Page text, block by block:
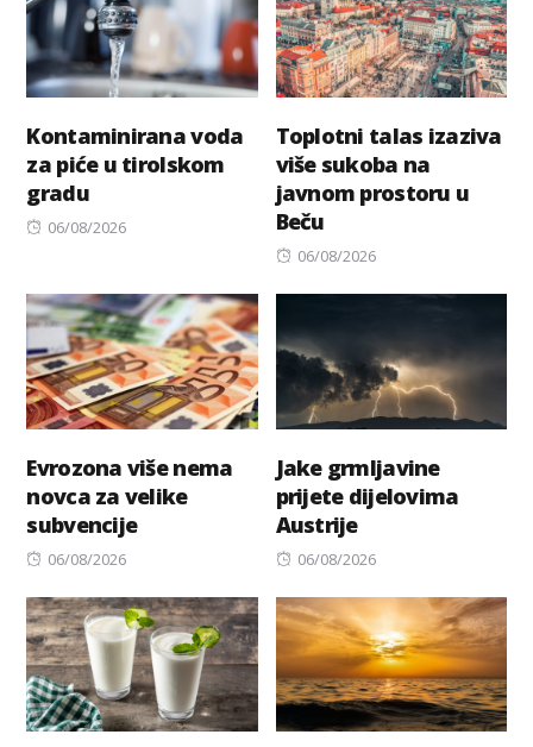
Kontaminirana voda
za piće u tirolskom
gradu
Posted
06/08/2026
Toplotni talas izaziva
više sukoba na
javnom prostoru u
Beču
Posted
06/08/2026
Evrozona više nema
novca za velike
subvencije
Posted
06/08/2026
Jake grmljavine
prijete dijelovima
Austrije
Posted
06/08/2026